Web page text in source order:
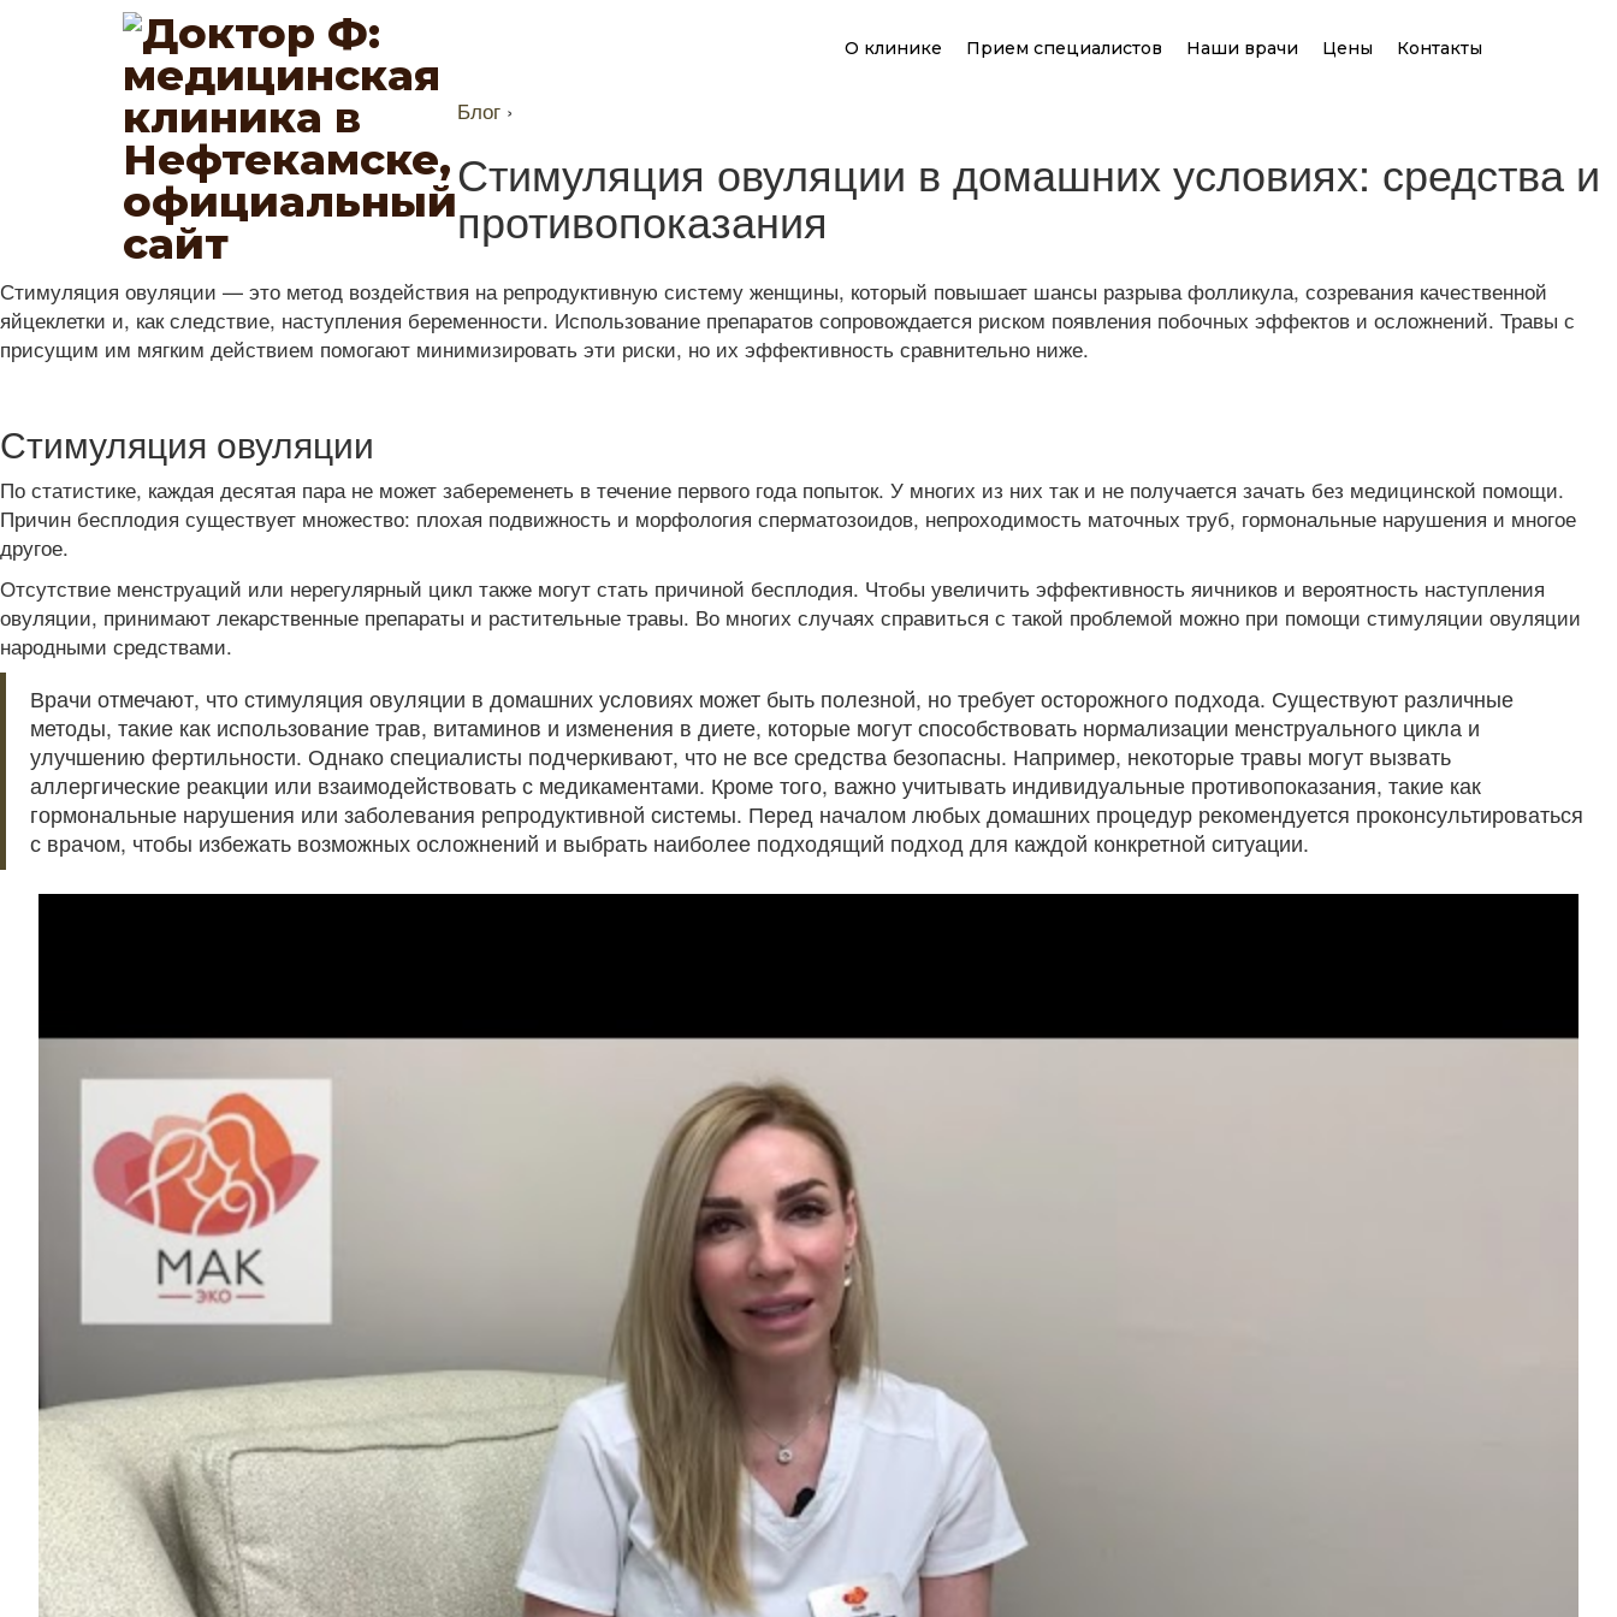
О клинике Прием специалистов Наши врачи Цены Контакты
Блог ›
Стимуляция овуляции в домашних условиях: средства и
противопоказания
Стимуляция овуляции — это метод воздействия на репродуктивную систему женщины, который повышает шансы разрыва фолликула, созревания качественной
яйцеклетки и, как следствие, наступления беременности. Использование препаратов сопровождается риском появления побочных эффектов и осложнений. Травы с
присущим им мягким действием помогают минимизировать эти риски, но их эффективность сравнительно ниже.
Стимуляция овуляции
По статистике, каждая десятая пара не может забеременеть в течение первого года попыток. У многих из них так и не получается зачать без медицинской помощи.
Причин бесплодия существует множество: плохая подвижность и морфология сперматозоидов, непроходимость маточных труб, гормональные нарушения и многое
другое.
Отсутствие менструаций или нерегулярный цикл также могут стать причиной бесплодия. Чтобы увеличить эффективность яичников и вероятность наступления
овуляции, принимают лекарственные препараты и растительные травы. Во многих случаях справиться с такой проблемой можно при помощи стимуляции овуляции
народными средствами.
Врачи отмечают, что стимуляция овуляции в домашних условиях может быть полезной, но требует осторожного подхода. Существуют различные
методы, такие как использование трав, витаминов и изменения в диете, которые могут способствовать нормализации менструального цикла и
улучшению фертильности. Однако специалисты подчеркивают, что не все средства безопасны. Например, некоторые травы могут вызвать
аллергические реакции или взаимодействовать с медикаментами. Кроме того, важно учитывать индивидуальные противопоказания, такие как
гормональные нарушения или заболевания репродуктивной системы. Перед началом любых домашних процедур рекомендуется проконсультироваться
с врачом, чтобы избежать возможных осложнений и выбрать наиболее подходящий подход для каждой конкретной ситуации.